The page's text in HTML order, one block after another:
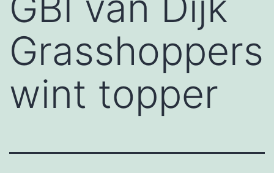
Grasshoppers
wint topper